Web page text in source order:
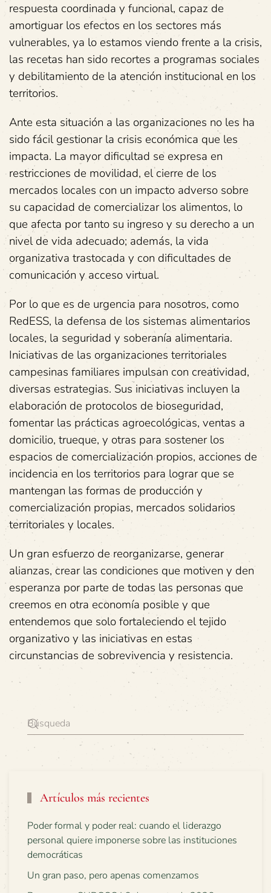
respuesta coordinada y funcional, capaz de
amortiguar los efectos en los sectores más
vulnerables, ya lo estamos viendo frente a la crisis,
las recetas han sido recortes a programas sociales
y debilitamiento de la atención institucional en los
territorios.
Ante esta situación a las organizaciones no les ha
sido fácil gestionar la crisis económica que les
impacta. La mayor dificultad se expresa en
restricciones de movilidad, el cierre de los
mercados locales con un impacto adverso sobre
su capacidad de comercializar los alimentos, lo
que afecta por tanto su ingreso y su derecho a un
nivel de vida adecuado; además, la vida
organizativa trastocada y con dificultades de
comunicación y acceso virtual.
Por lo que es de urgencia para nosotros, como
RedESS, la defensa de los sistemas alimentarios
locales, la seguridad y soberanía alimentaria.
Iniciativas de las organizaciones territoriales
campesinas familiares impulsan con creatividad,
diversas estrategias. Sus iniciativas incluyen la
elaboración de protocolos de bioseguridad,
fomentar las prácticas agroecológicas, ventas a
domicilio, trueque, y otras para sostener los
espacios de comercialización propios, acciones de
incidencia en los territorios para lograr que se
mantengan las formas de producción y
comercialización propias, mercados solidarios
territoriales y locales.
Un gran esfuerzo de reorganizarse, generar
alianzas, crear las condiciones que motiven y den
esperanza por parte de todas las personas que
creemos en otra economía posible y que
entendemos que solo fortaleciendo el tejido
organizativo y las iniciativas en estas
circunstancias de sobrevivencia y resistencia.
Artículos más recientes
Poder formal y poder real: cuando el liderazgo
personal quiere imponerse sobre las instituciones
democráticas
Un gran paso, pero apenas comenzamos